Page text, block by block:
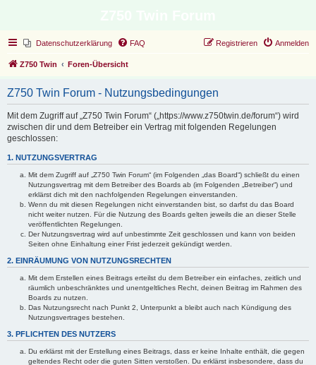
Datenschutzerklärung FAQ Anmelden
Registrieren
Z750 Twin Foren-Übersicht
Z750 Twin Forum - Nutzungsbedingungen
Mit dem Zugriff auf „Z750 Twin Forum“ („https://www.z750twin.de/forum“) wird
zwischen dir und dem Betreiber ein Vertrag mit folgenden Regelungen
geschlossen:
1. NUTZUNGSVERTRAG
Mit dem Zugriff auf „Z750 Twin Forum“ (im Folgenden „das Board“) schließt du einen
Nutzungsvertrag mit dem Betreiber des Boards ab (im Folgenden „Betreiber“) und
erklärst dich mit den nachfolgenden Regelungen einverstanden.
Wenn du mit diesen Regelungen nicht einverstanden bist, so darfst du das Board
nicht weiter nutzen. Für die Nutzung des Boards gelten jeweils die an dieser Stelle
veröffentlichten Regelungen.
Der Nutzungsvertrag wird auf unbestimmte Zeit geschlossen und kann von beiden
Seiten ohne Einhaltung einer Frist jederzeit gekündigt werden.
2. EINRÄUMUNG VON NUTZUNGSRECHTEN
Mit dem Erstellen eines Beitrags erteilst du dem Betreiber ein einfaches, zeitlich und
räumlich unbeschränktes und unentgeltliches Recht, deinen Beitrag im Rahmen des
Boards zu nutzen.
Das Nutzungsrecht nach Punkt 2, Unterpunkt a bleibt auch nach Kündigung des
Nutzungsvertrages bestehen.
3. PFLICHTEN DES NUTZERS
Du erklärst mit der Erstellung eines Beitrags, dass er keine Inhalte enthält, die gegen
geltendes Recht oder die guten Sitten verstoßen. Du erklärst insbesondere, dass du